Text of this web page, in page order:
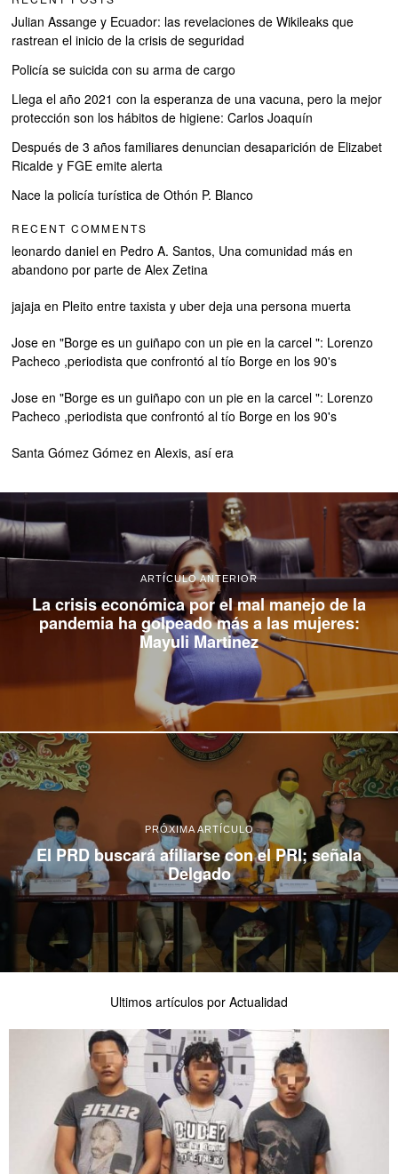
Julian Assange y Ecuador: las revelaciones de Wikileaks que
rastrean el inicio de la crisis de seguridad
Policía se suicida con su arma de cargo
Llega el año 2021 con la esperanza de una vacuna, pero la mejor
protección son los hábitos de higiene: Carlos Joaquín
Después de 3 años familiares denuncian desaparición de Elizabet
Ricalde y FGE emite alerta
Nace la policía turística de Othón P. Blanco
RECENT COMMENTS
leonardo daniel en Pedro A. Santos, Una comunidad más en
abandono por parte de Alex Zetina
jajaja en Pleito entre taxista y uber deja una persona muerta
Jose en"Borge es un guiñapo con un pie en la carcel ": Lorenzo
Pacheco ,periodista que confrontó al tío Borge en los 90's
Jose en"Borge es un guiñapo con un pie en la carcel ": Lorenzo
Pacheco ,periodista que confrontó al tío Borge en los 90's
Santa Gómez Gómez enAlexis, así era
ARTÍCULO ANTERIOR
La crisis económica por el mal manejo de la
pandemia ha golpeado más a las mujeres:
Mayuli Martinez
PRÓXIMA ARTÍCULO
El PRD buscará afiliarse con el PRI; señala
Delgado
Ultimos artículos por Actualidad